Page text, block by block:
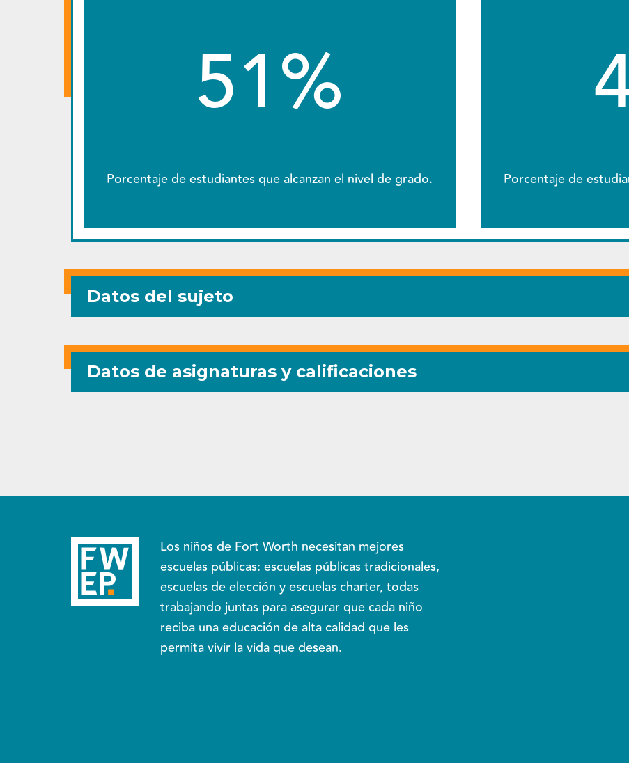
51%
Porcentaje de estudiantes que alcanzan el nivel de grado. Porcentaje de
Datos del sujeto
Datos de asignaturas y calificaciones
Los niños de Fort Worth necesitan mejores
escuelas públicas: escuelas públicas tradicionales,
escuelas de elección y escuelas charter, todas
trabajando juntas para asegurar que cada niño
reciba una educación de alta calidad que les
permita vivir la vida que desean.